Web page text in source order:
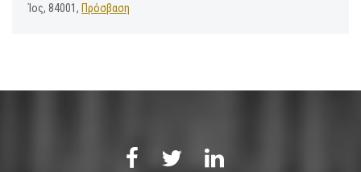
Ίος, 84001, Πρόσβαση